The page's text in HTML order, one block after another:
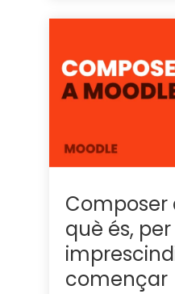
Composer
què és,
començar